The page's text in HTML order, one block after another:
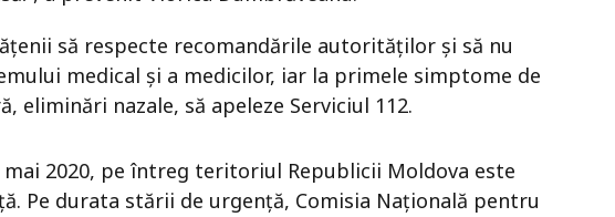
să respecte recomandările autorităților și să nu
medical și a medicilor, iar la primele simptome de
eliminări nazale, să apeleze Serviciul 112.
2020, pe întreg teritoriul Republicii Moldova este
Pe durata stării de urgenţă, Comisia Națională pentru